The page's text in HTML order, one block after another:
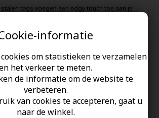
informatie
om statistieken te verzamelen
het verkeer te meten.
de informatie om de website te
verbeteren.
van cookies te accepteren, gaat u
naar de winkel.
tags voegen een edgy touch toe aan je
en kan worden aangepast aan je
2 x 3 cm val je op een stijlvolle manier op.
staal voor duurzaamheid en stijl.